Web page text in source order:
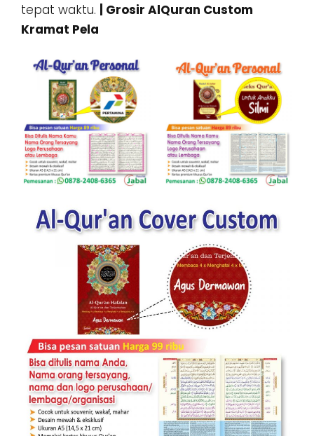
tepat waktu.
| Grosir AlQuran Custom
Kramat Pela